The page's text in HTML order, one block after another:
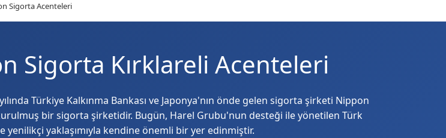
Sigorta Acenteleri
Sigorta Kırklareli Acenteleri
Türkiye Kalkınma Bankası ve Japonya'nın önde gelen sigorta şirketi Nippon
bir sigorta şirketidir. Bugün, Harel Grubu'nun desteği ile yönetilen Türk
yaklaşımıyla kendine önemli bir yer edinmiştir.